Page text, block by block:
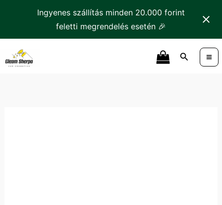
Ingyenes szállítás minden 20.000 forint
feletti megrendelés esetén 🎉
content
Search
Neone